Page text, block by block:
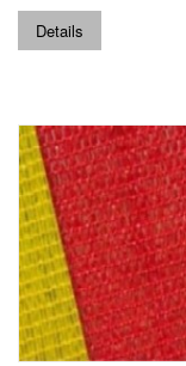
Details